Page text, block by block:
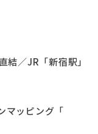
結／JR「新宿駅」
マッピング「